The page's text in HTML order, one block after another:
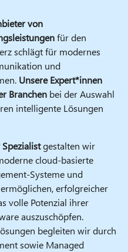
von
für den
schlägt für modernes
und
Unsere Expert*innen
Branchen bei der Auswahl
intelligente Lösungen
gestalten wir
cloud-basierte
Systeme und
erfolgreicher
volle Potenzial ihrer
auszuschöpfen.
begleiten wir durch
sowie Managed